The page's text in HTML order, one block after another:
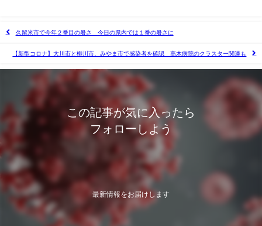
久留米市で今年２番目の暑さ 今日の県内では１番の暑さに
【新型コロナ】大川市と柳川市、みやま市で感染者を確認 高木病院のクラスター関連も
この記事が気に入ったら
フォローしよう
最新情報をお届けします